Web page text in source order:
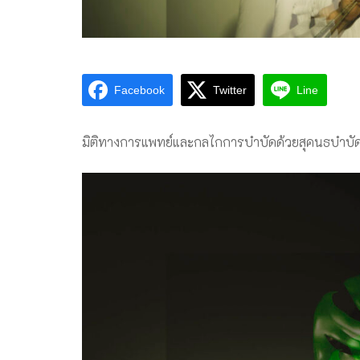
Facebook Twitter Line
มิติทางการแพทย์และกลไกการบำบัดด้วยสุคนธบำบั